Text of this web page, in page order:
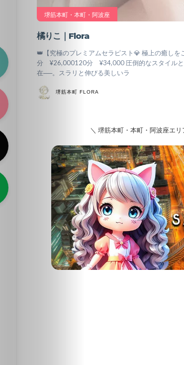
海
東
北
関
堺筋本町・本町・阿波座
橘りこ｜Flora
👑【究極のプレミアムセラピスト💎 極上の癒し
分 ¥26,000120分 ¥34,000 圧倒的なスタイルと
在──。スラリと伸びる美しいラ
堺筋本町 FLORA
＼ 堺筋本町・本町・阿波座エ